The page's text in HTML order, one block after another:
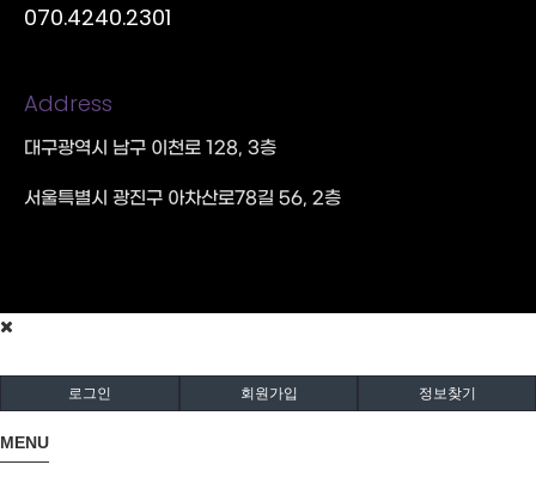
070.4240.2301
Address
대구광역시 남구 이천로 128, 3층
서울특별시 광진구 아차산로78길 56, 2층
로그인 회원가입 정보찾기
MENU